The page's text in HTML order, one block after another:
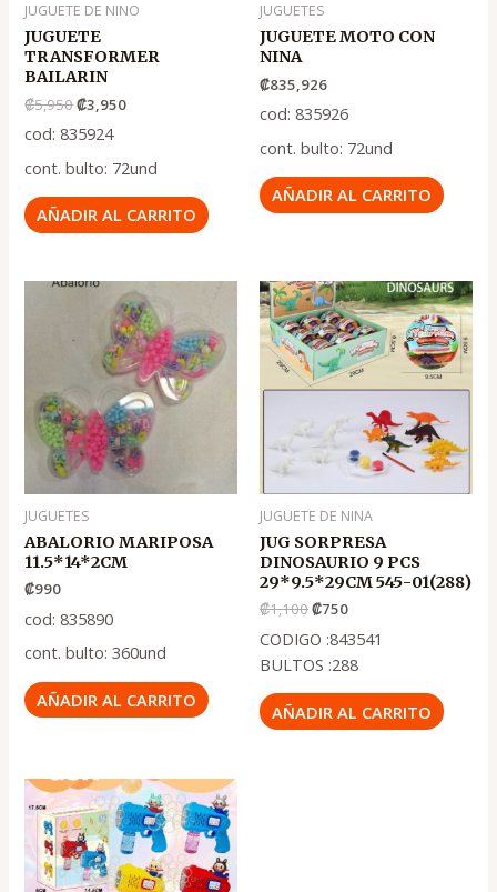
JUGUETE DE NINO
JUGUETE
TRANSFORMER
BAILARIN
₡5,950₡3,950
cod: 835924
cont. bulto: 72und
AÑADIR AL CARRITO
JUGUETES
JUGUETE MOTO CON
NINA
₡835,926
cod: 835926
cont. bulto: 72und
AÑADIR AL CARRITO
JUGUETES
ABALORIO MARIPOSA
11.5*14*2CM
₡990
cod: 835890
cont. bulto: 360und
AÑADIR AL CARRITO
JUGUETE DE NINA
JUG SORPRESA
DINOSAURIO 9 PCS
29*9.5*29CM 545-01(288)
₡1,100
El
precio
original
era:
₡1,100
₡750
El
precio
actual
es:
.
CODIGO :843541
BULTOS :288
AÑADIR AL CARRITO
El
precio
original
era:
.
₡2,550
El
precio
actual
es:
.
₡1,700